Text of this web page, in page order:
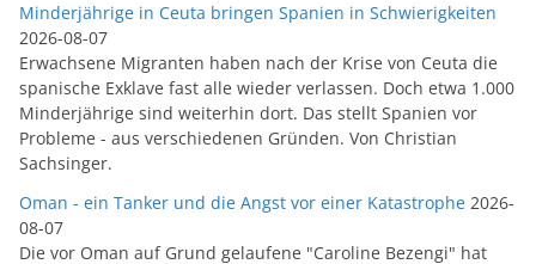
Minderjährige in Ceuta bringen Spanien in Schwierigkeiten
2026-08-07
Erwachsene Migranten haben nach der Krise von Ceuta die
spanische Exklave fast alle wieder verlassen. Doch etwa 1.000
Minderjährige sind weiterhin dort. Das stellt Spanien vor
Probleme - aus verschiedenen Gründen. Von Christian
Sachsinger.
Oman - ein Tanker und die Angst vor einer Katastrophe 2026-
08-07
Die vor Oman auf Grund gelaufene "Caroline Bezengi" hat